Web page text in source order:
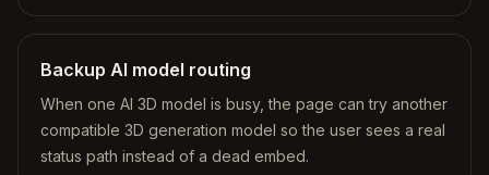
Backup AI model routing
When one AI 3D model is busy, the page can try another
compatible 3D generation model so the user sees a real
status path instead of a dead embed.